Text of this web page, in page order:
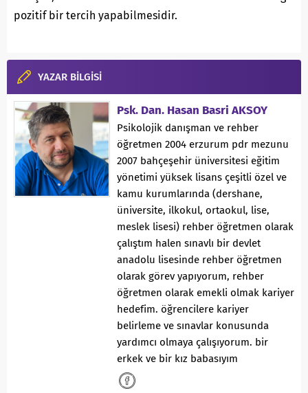
pozitif bir tercih yapabilmesidir.
YAZAR BİLGİSİ
Psk. Dan. Hasan Basri AKSOY
Psikolojik danışman ve rehber
öğretmen 2004 erzurum pdr mezunu
2007 bahçeşehir üniversitesi eğitim
yönetimi yüksek lisans çeşitli özel ve
kamu kurumlarında (dershane,
üniversite, ilkokul, ortaokul, lise,
meslek lisesi) rehber öğretmen olarak
çalıştım halen sınavlı bir devlet
anadolu lisesinde rehber öğretmen
olarak görev yapıyorum, rehber
öğretmen olarak emekli olmak kariyer
hedefim. öğrencilere kariyer
belirleme ve sınavlar konusunda
yardımcı olmaya çalışıyorum. bir
erkek ve bir kız babasıyım